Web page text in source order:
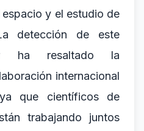
y el estudio de
detección de este
ha resaltado la
internacional
que científicos de
trabajando juntos